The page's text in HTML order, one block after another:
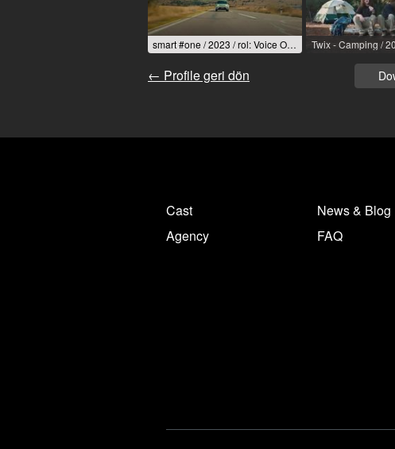
smart #one / 2023 / rol: Voice Over
← Profile geri dön
Cast
Agency
News & Blog
FAQ